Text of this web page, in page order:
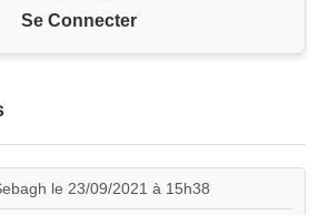
Se Connecter
le 23/09/2021 à 15h38